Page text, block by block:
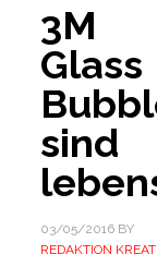
3M
Glass
sind
03/05/2016BY
REDAKTION